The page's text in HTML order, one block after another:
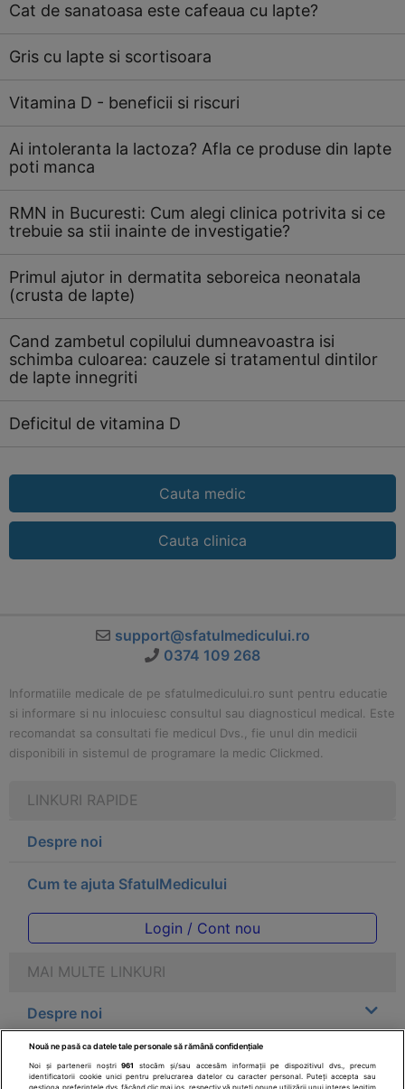
Cat de sanatoasa este cafeaua cu lapte?
Gris cu lapte si scortisoara
Vitamina D - beneficii si riscuri
Ai intoleranta la lactoza? Afla ce produse din lapte
poti manca
RMN in Bucuresti: Cum alegi clinica potrivita si ce
trebuie sa stii inainte de investigatie?
Primul ajutor in dermatita seboreica neonatala
(crusta de lapte)
Cand zambetul copilului dumneavoastra isi
schimba culoarea: cauzele si tratamentul dintilor
de lapte innegriti
Deficitul de vitamina D
Cauta medic
Cauta clinica
support@sfatulmedicului.ro
0374 109 268
Informatiile medicale de pe sfatulmedicului.ro sunt pentru educatie
si informare si nu inlocuiesc consultul sau diagnosticul medical. Este
recomandat sa consultati fie medicul Dvs., fie unul din medicii
disponibili in sistemul de programare la medic Clickmed.
LINKURI RAPIDE
Despre noi
Cum te ajuta SfatulMedicului
Login / Cont nou
MAI MULTE LINKURI
Despre noi
Legal
Nouă ne pasă ca datele tale personale să rămână confidențiale
Noi și partenerii noștri961
stocăm și/sau accesăm informații pe dispozitivul dvs., precum
identificatorii cookie unici pentru prelucrarea datelor cu caracter personal. Puteți accepta sau
gestiona preferințele dvs. făcând clic mai jos, respectiv vă puteți opune utilizării unui interes legitim